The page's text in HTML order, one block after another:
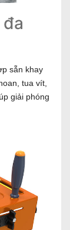
sẵn khay
tua vít,
giải phóng